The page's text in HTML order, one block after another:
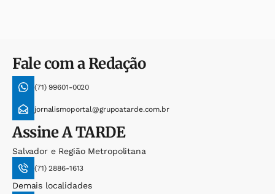
Fale com a Redação
(71) 99601-0020
jornalismoportal@grupoatarde.com.br
AssineA TARDE
Salvador e Região Metropolitana
(71) 2886-1613
Demais localidades